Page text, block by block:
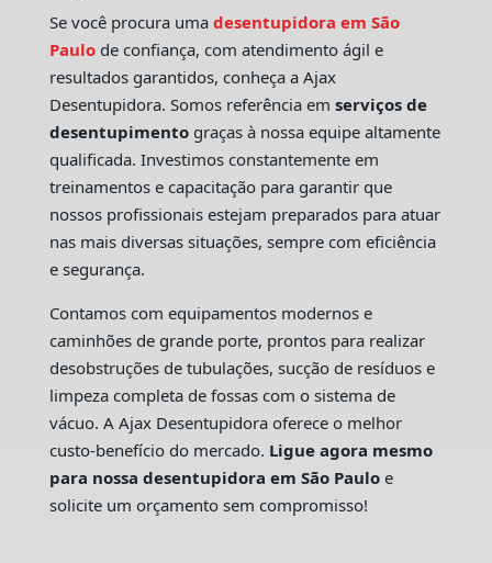
Se você procura uma desentupidora em São
Paulo de confiança, com atendimento ágil e
resultados garantidos, conheça a Ajax
Desentupidora. Somos referência em serviços de
desentupimentograças à nossa equipe altamente
qualificada. Investimos constantemente em
treinamentos e capacitação para garantir que
nossos profissionais estejam preparados para atuar
nas mais diversas situações, sempre com eficiência
e segurança.
Contamos com equipamentos modernos e
caminhões de grande porte, prontos para realizar
desobstruções de tubulações, sucção de resíduos e
limpeza completa de fossas com o sistema de
vácuo. A Ajax Desentupidora oferece o melhor
custo-benefício do mercado. Ligue agora mesmo
para nossa desentupidora em São Pauloe
solicite um orçamento sem compromisso!